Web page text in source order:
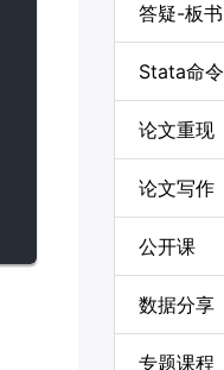
答疑-板书
Stata命令
论文重现
论文写作
公开课
数据分享
专题课程